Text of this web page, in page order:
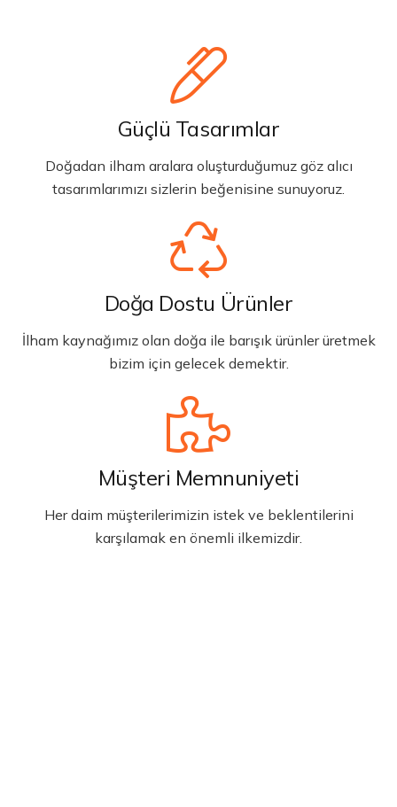
Güçlü Tasarımlar
Doğadan ilham aralara oluşturduğumuz göz alıcı
tasarımlarımızı sizlerin beğenisine sunuyoruz.
Doğa Dostu Ürünler
İlham kaynağımız olan doğa ile barışık ürünler üretmek
bizim için gelecek demektir.
Müşteri Memnuniyeti
Her daim müşterilerimizin istek ve beklentilerini
karşılamak en önemli ilkemizdir.